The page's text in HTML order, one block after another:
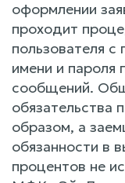
оформлении
проходит
пользователя с
имени и
сообщений.
образом, а
обязанности в
процентов не